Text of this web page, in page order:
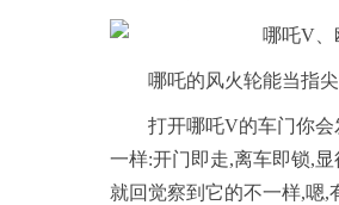
哪吒的风火轮能当指
打开哪吒V的车门你
一样:开门即走,离车即锁,
就回觉察到它的不一样,嗯,